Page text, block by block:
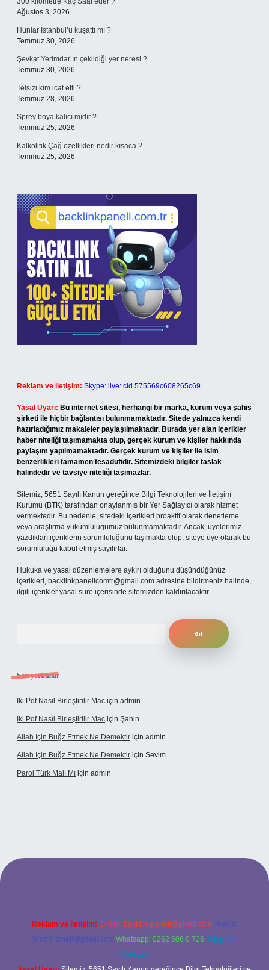
Ağustos 3, 2026
Hunlar İstanbul’u kuşattı mı ?
Temmuz 30, 2026
Şevkat Yerimdar’ın çekildiği yer neresi ?
Temmuz 30, 2026
Telsizi kim icat etti ?
Temmuz 28, 2026
Sprey boya kalıcı mıdır ?
Temmuz 25, 2026
Kalkolitik Çağ özellikleri nedir kısaca ?
Temmuz 25, 2026
Reklam ve İletişim: Skype: live:.cid.575569c608265c69
Yasal Uyarı: Bu internet sitesi, herhangi bir marka, kurum veya şahıs
şirketi ile hiçbir bağlantısı bulunmamaktadır. Sitede yalnızca kendi
hazırladığımız makaleler paylaşılmaktadır. Burada yer alan içerikler
haber niteliği taşımamakta olup, gerçek kurum ve kişiler hakkında
paylaşım yapılmamaktadır. Gerçek kurum ve kişiler ile isim
benzerlikleri tamamen tesadüfidir. Sitemizdeki bilgiler taslak
halindedir ve tavsiye niteliği taşımazlar.
Sitemiz, 5651 Sayılı Kanun gereğince Bilgi Teknolojileri ve İletişim
Kurumu (BTK) tarafından onaylanmış bir Yer Sağlayıcı olarak hizmet
vermektedir. Bu nedenle, sitedeki içerikleri proaktif olarak denetleme
veya araştırma yükümlülüğümüz bulunmamaktadır. Ancak, üyelerimiz
yazdıkları içeriklerin sorumluluğunu taşımakta olup, siteye üye olarak bu
sorumluluğu kabul etmiş sayılırlar.
Hukuka ve yasal düzenlemelere aykırı olduğunu düşündüğünüz
içerikleri, backlinkpanelicomtr@gmail.com adresine bildirmeniz halinde,
ilgili içerikler yasal süre içerisinde sitemizden kaldırılacaktır.
Son yorumlar
Iki Pdf Nasıl Birleştirilir Mac için admin
Iki Pdf Nasıl Birleştirilir Mac için Şahin
Allah Için Buğz Etmek Ne Demektir için admin
Allah Için Buğz Etmek Ne Demektir için Sevim
Parol Türk Malı Mı için admin
giriş
Reklam ve İletişim: E-mail: backlinkpaneli@gmail.com Teams:
forumhizmeti@gmail.com Whatsapp: 0262 606 0 726 Telegram:
@karabul